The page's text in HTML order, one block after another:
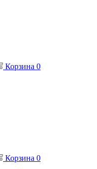
Корзина 0
Корзина 0